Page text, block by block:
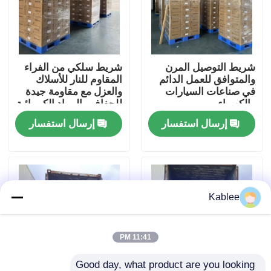
عرض الواقع الافتراضي
حول بنا
جولة في المعمل
اتصل بنا
شريط تسخير أسلاك السيارات
شريط التوصيل المرن
والمتوافق للعمل الدائم
في صناعات السيارات
والكهرباء
إرسال استفسار
شريط سلكي من الفراء
المقاوم للنار للأسلاك
والعزل مع مقاومة جيدة
للجفاف والمواد الكيميائية
إرسال استفسار
Kablee
11:41 PM
Good day, what product are you looking